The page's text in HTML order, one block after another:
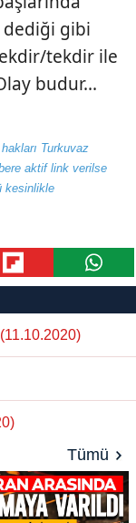
dediği gibi
tekdir ile
budur...
Turkuvaz
aktif link verilse
kesinlikle
(11.10.2020)
Tümü